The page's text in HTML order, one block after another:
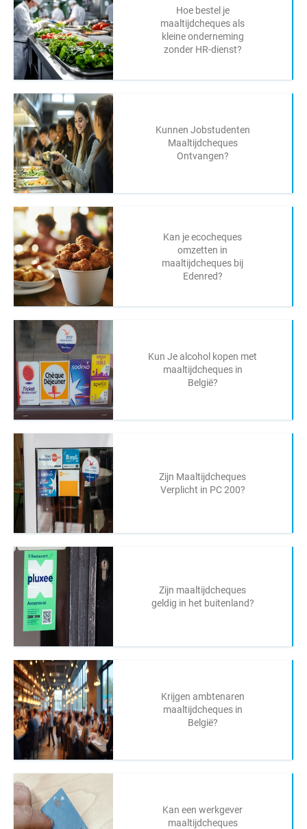
Hoe bestel je
maaltijdcheques als
kleine onderneming
zonder HR-dienst?
Kunnen Jobstudenten
Maaltijdcheques
Ontvangen?
Kan je ecocheques
omzetten in
maaltijdcheques bij
Edenred?
Kun Je alcohol kopen met
maaltijdcheques in
België?
Zijn Maaltijdcheques
Verplicht in PC 200?
Zijn maaltijdcheques
geldig in het buitenland?
Krijgen ambtenaren
maaltijdcheques in
België?
Kan een werkgever
maaltijdcheques